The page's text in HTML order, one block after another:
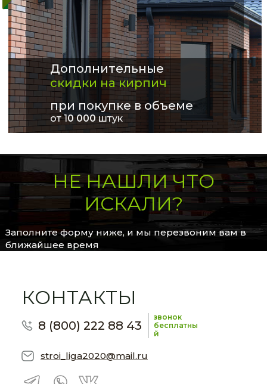
Дополнительные
скидки на кирпич
при покупке в объеме
от 10 000штук
НЕ НАШЛИ ЧТО
ИСКАЛИ?
Заполните форму ниже, и мы перезвоним вам в
ближайшее время
КОНТАКТЫ
8 (800) 222 88 43
звонок
бесплатны
й
stroi_liga2020@mail.ru